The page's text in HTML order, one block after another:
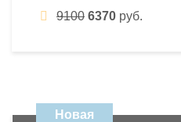
9100 6370 руб.
Новая